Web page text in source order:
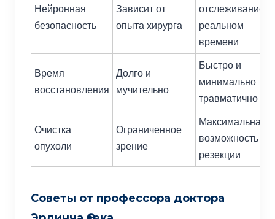
Нейронная
безопасность
Зависит от
опыта хирурга
отслеживание в
реальном
времени
Время
восстановления
Долго и
мучительно
Быстро и
минимально
травматично
Очистка
опухоли
Ограниченное
зрение
Максимальная
возможность
резекции
Советы от профессора доктора